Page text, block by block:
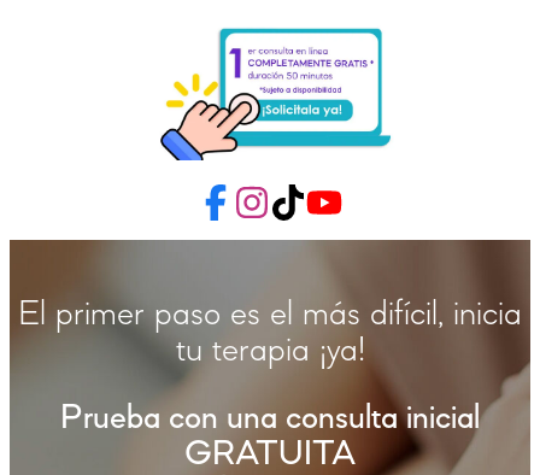
El primer paso es el más difícil, inicia
tu terapia ¡ya!
Prueba con una consulta inicial
GRATUITA